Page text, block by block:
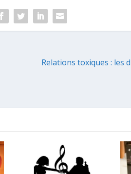
Relations toxiques : les